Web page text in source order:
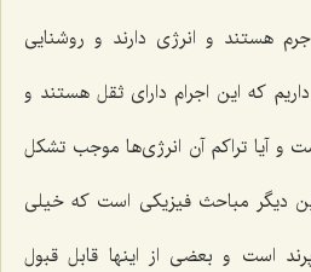
جرم هستند و انرژی دارند و روشنایی
که این اجرام دارای ثقل هستند و
و آیا تراکم آن انرژی‌ها موجب تشکل
دیگر مباحث فیزیکی است که خیلی
است و بعضی از اینها قابل قبول